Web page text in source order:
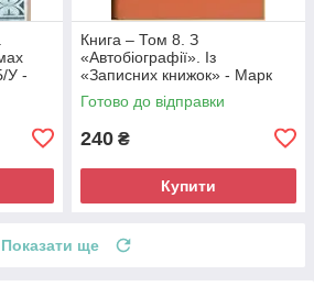
У -
Книга – Том 8. З
«Автобіографії». Із
«Записних книжок» - Марк
Твен (Б/У - УЦІНКА) -
кольорові ілюстрації
Готово до відправки
240 ₴
Купити
Показати ще